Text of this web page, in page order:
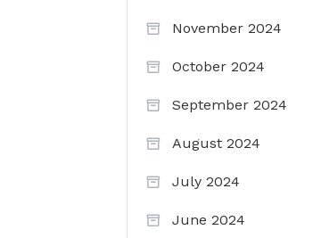
November 2024
October 2024
September 2024
August 2024
July 2024
June 2024